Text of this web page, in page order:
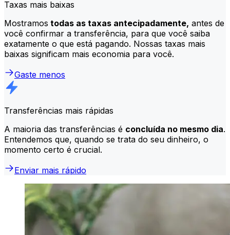
Taxas mais baixas
Mostramos todas as taxas antecipadamente, antes de
você confirmar a transferência, para que você saiba
exatamente o que está pagando. Nossas taxas mais
baixas significam mais economia para você.
Gaste menos
Transferências mais rápidas
A maioria das transferências é concluída no mesmo dia.
Entendemos que, quando se trata do seu dinheiro, o
momento certo é crucial.
Enviar mais rápido